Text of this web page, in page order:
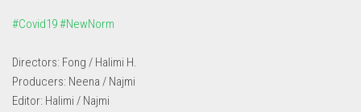
#Covid19#NewNorm
Directors: Fong / Halimi H.
Producers: Neena / Najmi
Editor: Halimi / Najmi